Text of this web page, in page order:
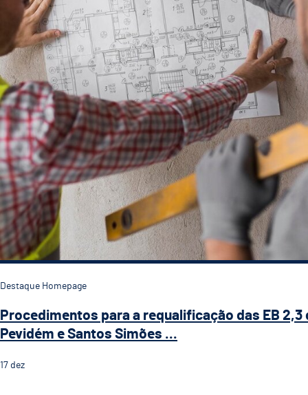
Destaque Homepage
Procedimentos para a requalificação das EB 2,3
Pevidém e Santos Simões ...
17 dez